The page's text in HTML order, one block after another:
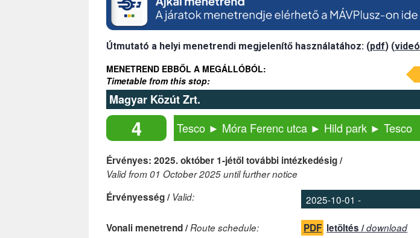
Útmutató a helyi menetrendi megjelenítő használatához: (pdf) (videó
MENETREND EBBŐL A MEGÁLLÓBÓL:
Timetable from this stop:
Magyar Közút Zrt.
4 Tesco ► Móra Ferenc utca ► Hild park ► Tesco
Érvényes: 2025. október 1-jétől további intézkedésig /
Valid from 01 October 2025 until further notice
Érvényesség / Valid:
Vonali menetrend /Route schedule: PDF letöltés /download